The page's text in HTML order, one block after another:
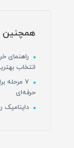
همچنین
راهنمای
انتخاب
7
حرفه‌ای